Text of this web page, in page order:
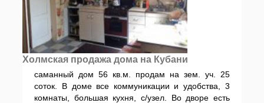
Холмская продажа дома на Кубани
саманный дом 56 кв.м. продам на зем. уч. 25
соток. В доме все коммуникации и удобства, 3
комнаты, большая кухня, с/узел. Во дворе есть